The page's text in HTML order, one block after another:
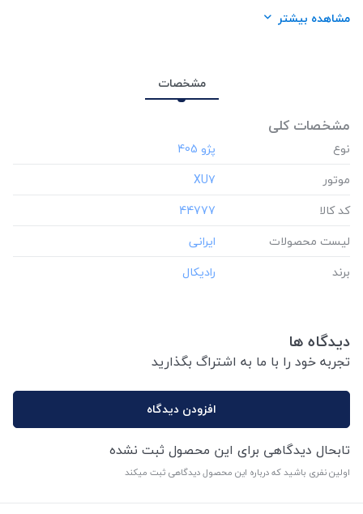
لیست محصولات:
مشاهده بیشتر
مشخصات
مشخصات کلی
نوع
موتور
‎XU7
کد کالا
‎44777
لیست محصولات
برند
دیدگاه ها
تجربه خود را با ما به اشتراگ بگذارید
افزودن دیدگاه
تابحال دیدگاهی برای این محصول ثبت نشده
اولین نفری باشید که درباره این محصول دیدگاهی ثبت میکند